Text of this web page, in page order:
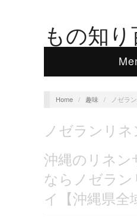
もの知
Home / 趣味 / ノゼラ
ノゼランリ
沖縄のリネ
ならノゼラ
イ【沖縄県全